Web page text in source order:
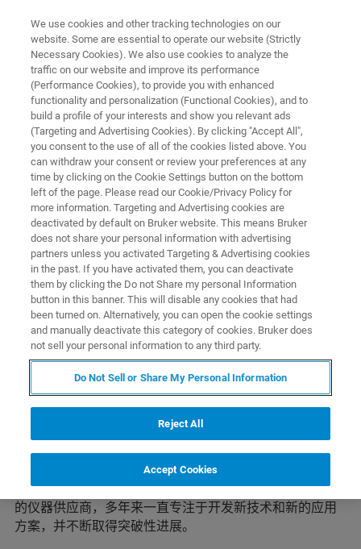
NUCLEAR MAGNETIC RESONANCE (NMR) WEBINAR
布鲁克核磁 & 质谱生物制药专题
网络研讨会
布鲁克核磁共振联合质谱部门将举办生物制药
行业专场网络研讨会。会中，布鲁克的技术专
家们将为您带来核磁共振在制药行业的应用，
以及质谱技术在生物工艺开发中的应用。
核磁共振、质谱等现代分析技术在药物研究、药物开发和
药物生产中发挥着不可替代的作用。布鲁克作为全球知名
的仪器供应商，多年来一直专注于开发新技术和新的应用
方案，并不断取得突破性进展。
We use cookies and other tracking technologies on our
website. Some are essential to operate our website (Strictly
Necessary Cookies). We also use cookies to analyze the
traffic on our website and improve its performance
(Performance Cookies), to provide you with enhanced
functionality and personalization (Functional Cookies), and to
build a profile of your interests and show you relevant ads
(Targeting and Advertising Cookies). By clicking "Accept All",
you consent to the use of all of the cookies listed above. You
can withdraw your consent or review your preferences at any
time by clicking on the Cookie Settings button on the bottom
left of the page. Please read our Cookie/Privacy Policy for
more information. Targeting and Advertising cookies are
deactivated by default on Bruker website. This means Bruker
does not share your personal information with advertising
partners unless you activated Targeting & Advertising cookies
in the past. If you have activated them, you can deactivate
them by clicking the Do not Share my personal Information
button in this banner. This will disable any cookies that had
been turned on. Alternatively, you can open the cookie settings
and manually deactivate this category of cookies. Bruker does
not sell your personal information to any third party.
Do Not Sell or Share My Personal Information
Reject All
Accept Cookies